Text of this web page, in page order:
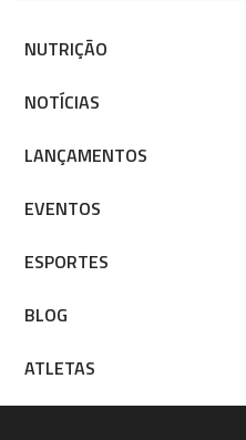
NUTRIÇÃO
NOTÍCIAS
LANÇAMENTOS
EVENTOS
ESPORTES
BLOG
ATLETAS